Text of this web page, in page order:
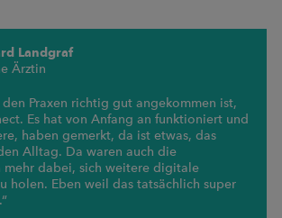
Landgraf
Ärztin
Praxen richtig gut angekommen ist,
Es hat von Anfang an funktioniert und
haben gemerkt, da ist etwas, das
Alltag. Da waren auch die
dabei, sich weitere digitale
holen. Eben weil das tatsächlich super